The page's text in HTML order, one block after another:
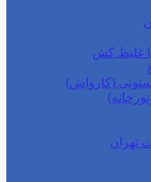
غلیظ کش
(کارواش)
تهران